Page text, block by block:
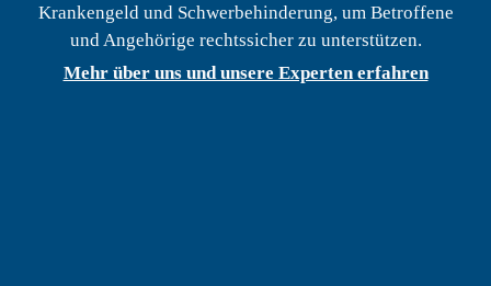
Krankengeld und Schwerbehinderung, um Betroffene
und Angehörige rechtssicher zu unterstützen.
Mehr über uns und unsere Experten erfahren